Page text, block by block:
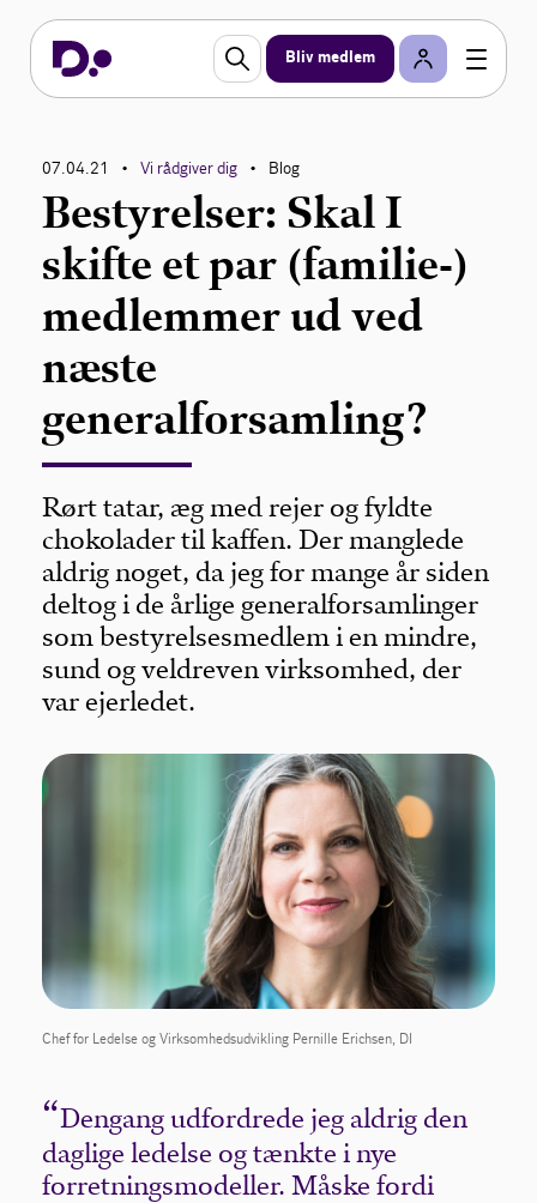
Bliv medlem
07.04.21 • Vi rådgiver dig • Blog
Bestyrelser: Skal I
skifte et par (familie-)
medlemmer ud ved
næste
generalforsamling?
Rørt tatar, æg med rejer og fyldte
chokolader til kaffen. Der manglede
aldrig noget, da jeg for mange år siden
deltog i de årlige generalforsamlinger
som bestyrelsesmedlem i en mindre,
sund og veldreven virksomhed, der
var ejerledet.
Chef for Ledelse og Virksomhedsudvikling Pernille Erichsen, DI
Dengang udfordrede jeg aldrig den
daglige ledelse og tænkte i nye
forretningsmodeller. Måske fordi